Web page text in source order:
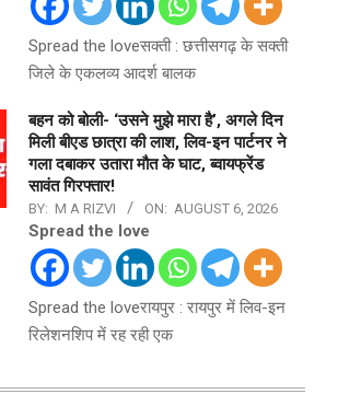
Spread the loveसक्ती : छत्तीसगढ़ के सक्ती
जिले के एकलव्य आदर्श बालक
बहन को बोली- ‘उसने मुझे मारा है’, अगले दिन
मिली बीएड छात्रा की लाश, लिव-इन पार्टनर ने
गला दबाकर उतारा मौत के घाट, ब्वायफ्रेंड
सावंत गिरफ्तार!
BY: M A RIZVI ON: AUGUST 6, 2026
Spread the love
Spread the loveरायपुर : रायपुर में लिव-इन
रिलेशनशिप में रह रही एक